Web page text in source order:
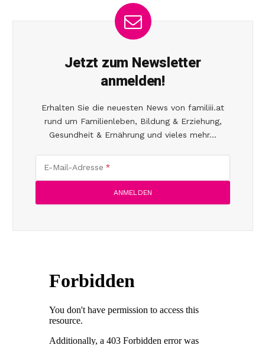
Jetzt zum Newsletter
anmelden!
Erhalten Sie die neuesten News von familiii.at
rund um Familienleben, Bildung & Erziehung,
Gesundheit & Ernährung und vieles mehr...
E-Mail-Adresse